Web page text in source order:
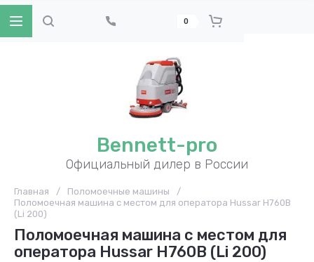
0
Bennett-pro
Официальный дилер в России
Главная / Поломоечные машины
/
Поломоечная машина с местом для оператора Hussar H760B
(Li 200)
Поломоечная машина с местом для
оператора Hussar H760B (Li 200)